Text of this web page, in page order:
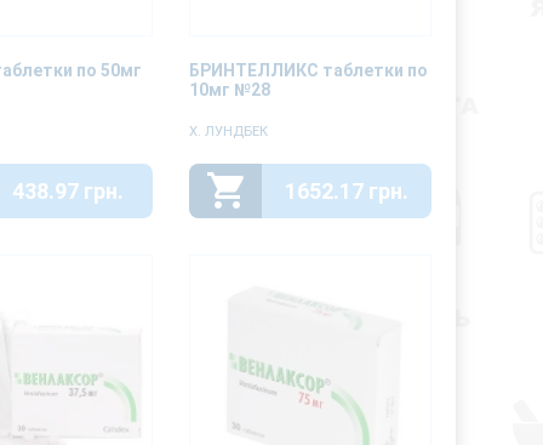
по 50мг
438.97 грн.
БРИНТЕЛЛИКС таблетки по
10мг №28
Х. ЛУНДБЕК
1652.17 грн.